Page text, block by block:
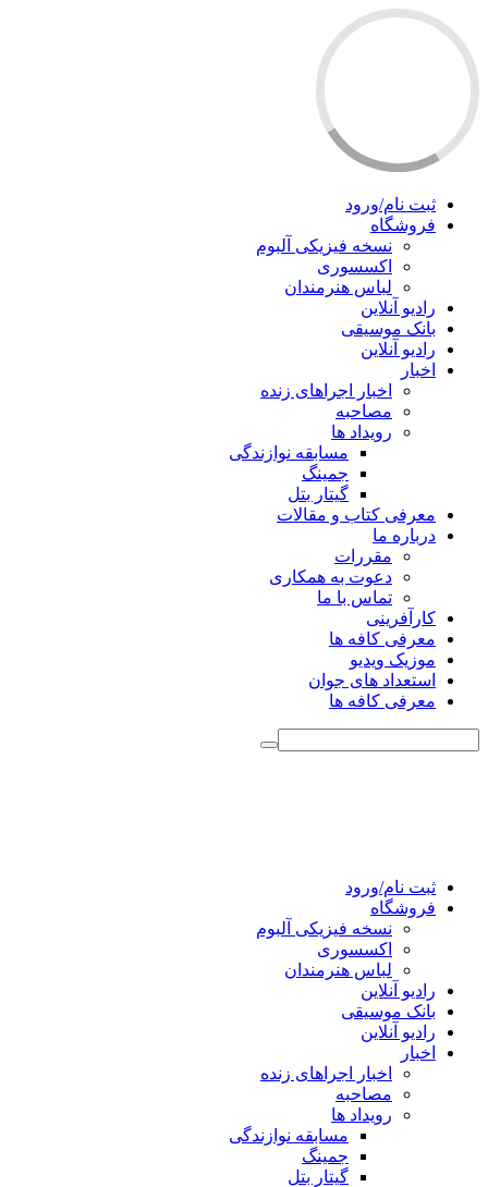
ثبت نام/ورود
فروشگاه
نسخه فیزیکی آلبوم
اکسسوری
لباس هنرمندان
رادیو آنلاین
بانک موسیقی
رادیو آنلاین
اخبار
اخبار اجراهای زنده
مصاحبه
رویداد ها
مسابقه نوازندگی
جمینگ
گیتار بتل
معرفی کتاب و مقالات
درباره ما
مقررات
دعوت به همکاری
تماس با ما
کارآفرینی
معرفی کافه ها
موزیک ویدیو
استعداد های جوان
معرفی کافه ها
ثبت نام/ورود
فروشگاه
نسخه فیزیکی آلبوم
اکسسوری
لباس هنرمندان
رادیو آنلاین
بانک موسیقی
رادیو آنلاین
اخبار
اخبار اجراهای زنده
مصاحبه
رویداد ها
مسابقه نوازندگی
جمینگ
گیتار بتل